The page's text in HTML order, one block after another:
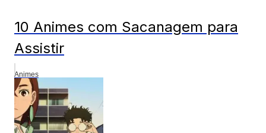
10 Animes com Sacanagem para
Assistir
Animes